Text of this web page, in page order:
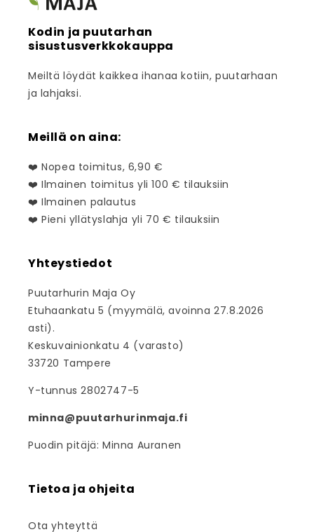
Kodin ja puutarhan
sisustusverkkokauppa
Meiltä löydät kaikkea ihanaa kotiin, puutarhaan
ja lahjaksi.
Meillä on aina:
❤️ Nopea toimitus, 6,90 €
❤️ Ilmainen toimitus yli 100 € tilauksiin
❤️ Ilmainen palautus
❤️ Pieni yllätyslahja yli 70 € tilauksiin
Yhteystiedot
Puutarhurin Maja Oy
Etuhaankatu 5 (myymälä, avoinna 27.8.2026
asti).
Keskuvainionkatu 4 (varasto)
33720 Tampere
Y-tunnus 2802747-5
minna@puutarhurinmaja.fi
Puodin pitäjä: Minna Auranen
Tietoa ja ohjeita
Ota yhteyttä